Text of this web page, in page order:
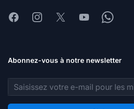
FacebookInstagram
X YoutubeWhatsapp
Abonnez-vous à notre newsletter
Adresse e-mail